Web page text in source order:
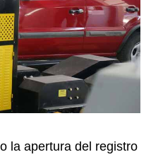
la apertura del registro